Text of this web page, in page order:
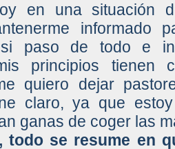
en una situación
informado
si paso de todo e
principios tienen
quiero dejar
claro, ya que
ganas de coger las
todo se resume en